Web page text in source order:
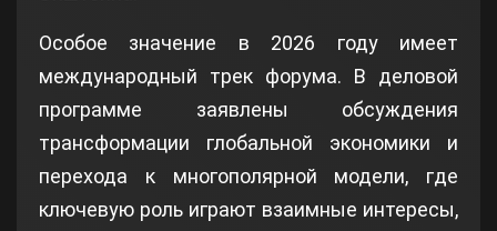
Особое значение в 2026 году имеет
международный трек форума. В деловой
программе заявлены обсуждения
трансформации глобальной экономики и
перехода к многополярной модели, где
ключевую роль играют взаимные интересы,